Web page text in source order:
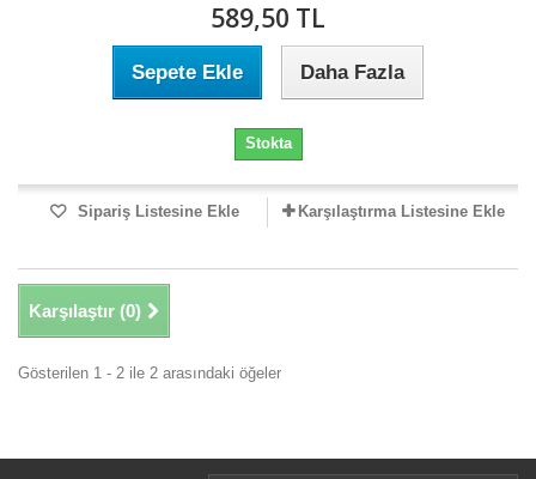
589,50 TL
Sepete Ekle Daha Fazla
Stokta
Sipariş Listesine Ekle Karşılaştırma Listesine Ekle
Karşılaştır (0)
Gösterilen 1 - 2 ile 2 arasındaki öğeler